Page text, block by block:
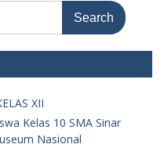
XII
Kelas 10 SMA Sinar
Nasional